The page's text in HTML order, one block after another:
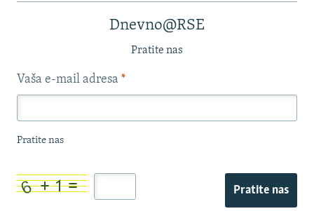
Dnevno@RSE
Pratite nas
Vaša e-mail adresa *
Pratite nas
Pratite nas